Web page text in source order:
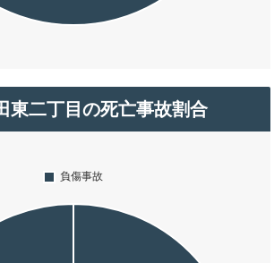
東二丁目の死亡事故割合